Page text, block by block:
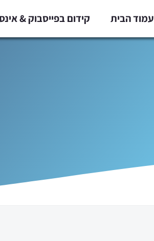
עמוד הבית קידום בפייסבוק &